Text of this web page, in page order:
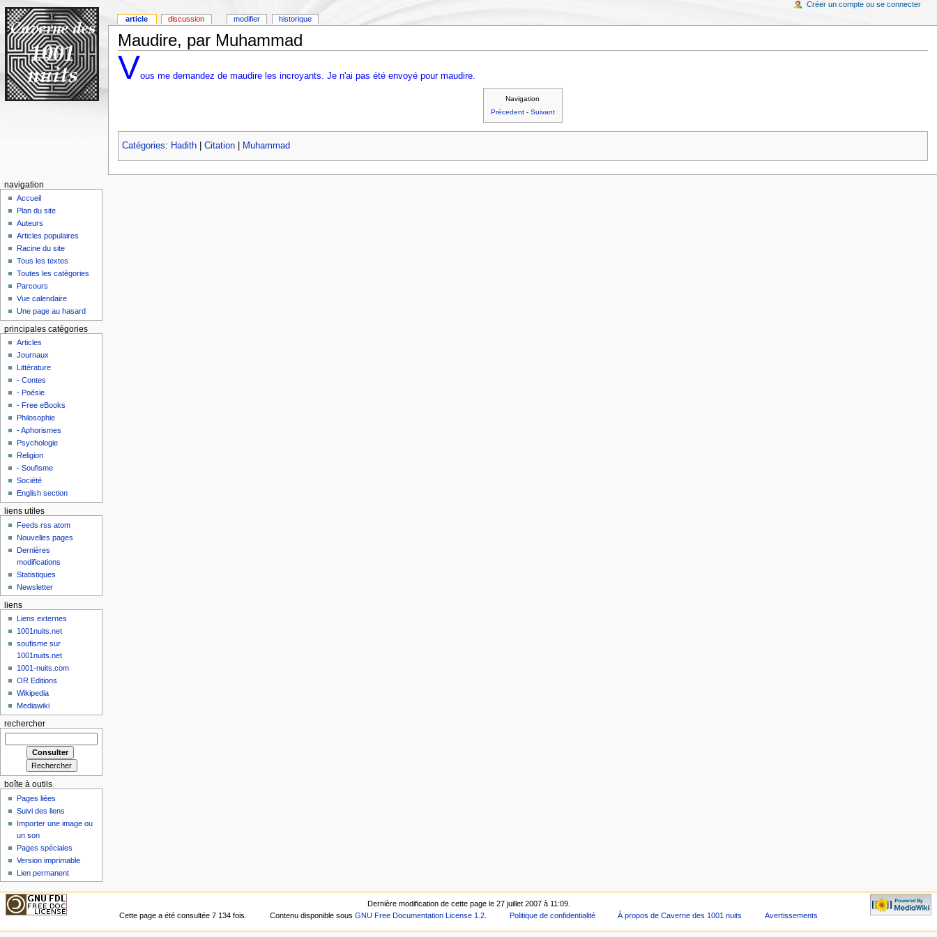
Maudire, par Muhammad
Vous me demandez de maudire les incroyants. Je n'ai pas été envoyé pour maudire.
Navigation
Précedent- Suivant
Catégories: Hadith| Citation| Muhammad
article discussion modifier historique
Créer un compte ou se connecter
navigation
Accueil
Plan du site
Auteurs
Articles populaires
Racine du site
Tous les textes
Toutes les catégories
Parcours
Vue calendaire
Une page au hasard
principales catégories
Articles
Journaux
Littérature
- Contes
- Poésie
- Free eBooks
Philosophie
- Aphorismes
Psychologie
Religion
- Soufisme
Société
English section
liens utiles
Feeds rss atom
Nouvelles pages
Dernières
modifications
Statistiques
Newsletter
liens
Liens externes
1001nuits.net
soufisme sur
1001nuits.net
1001-nuits.com
OR Editions
Wikipedia
Mediawiki
rechercher
boîte à outils
Pages liées
Suivi des liens
Importer une image ou
un son
Pages spéciales
Version imprimable
Lien permanent
Dernière modification de cette page le 27 juillet 2007 à 11:09.
Cette page a été consultée 7 134 fois.
Contenu disponible sous GNU Free Documentation License 1.2. Politique de confidentialité À propos de Caverne des 1001 nuits Avertissements